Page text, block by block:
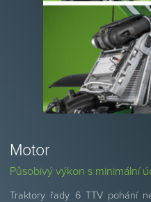
Motor
Působivý výkon s minimální
Traktory řady 6 TTV pohání